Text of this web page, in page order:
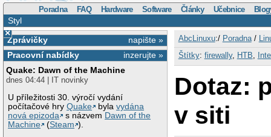
Poradna FAQ Hardware Software Články Učebnice
Styl
×
napište »
Zprávičky
inzerujte »
Pracovní nabídky
Quake: Dawn of the Machine
dnes 04:44 | IT novinky
U příležitosti 30. výročí vydání
počítačové hryQuake bylavydána
nová epizoda
s názvem Dawn of the
Machine
(Steam ).
AbcLinuxu:/ Poradna/
Štítky: firewally, HTB
Dotaz:
v siti